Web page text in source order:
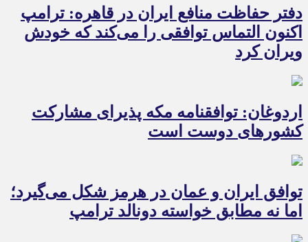
دفتر حفاظت منافع ایران در قاهره: ترامپ
اکنون التماس توافقی را می‌کند که خودش
ویران کرد
اردوغان: توافقنامه مکه پذیرای مشارکت
کشورهای دوست است
توافق ایران و عمان در هرمز شکل می‌گیرد؛
اما نه مطابق خواسته دونالد ترامپ